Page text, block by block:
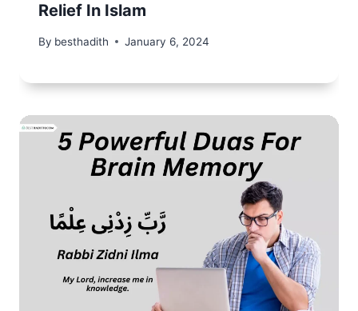
Relief In Islam
By besthadith January 6, 2024